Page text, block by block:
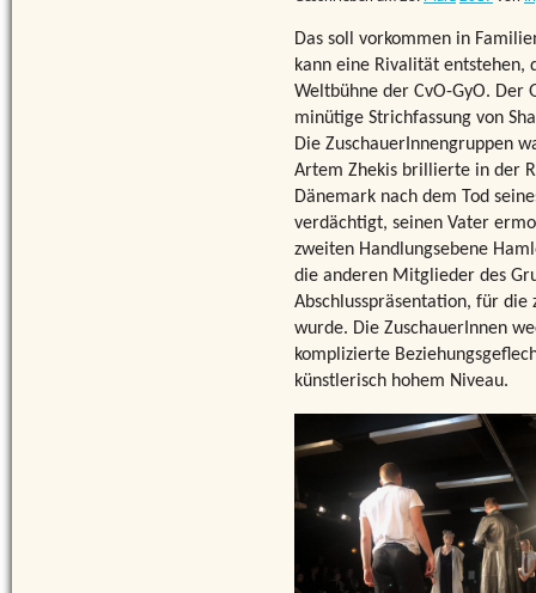
Das soll vorkommen in
kann eine Rivalität entstehen,
Weltbühne der CvO-GyO. Der
minütige Strichfassung von
Die ZuschauerInnengruppen
Artem Zhekis brillierte in der
Dänemark nach dem Tod
verdächtigt, seinen Vater
zweiten Handlungsebene
die anderen Mitglieder des
Abschlusspräsentation, für
wurde. Die ZuschauerInnen
komplizierte
künstlerisch hohem Niveau.